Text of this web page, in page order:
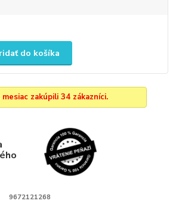
do košíka
zakúpili 34 zákazníci.
9672121268